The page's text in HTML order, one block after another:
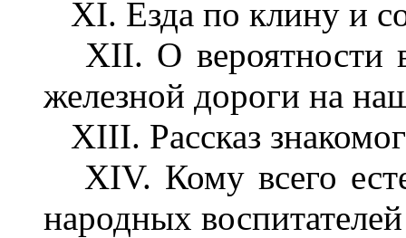
XI. Езда по клину и
XII. О вероятности
железной дороги на
XIII. Рассказ
XIV. Кому всего
народных воспитателей